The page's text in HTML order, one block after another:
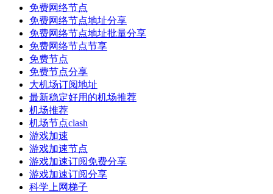
免费网络节点
免费网络节点地址分享
免费网络节点地址批量分享
免费网络节点节享
免费节点
免费节点分享
大机场订阅地址
最新稳定好用的机场推荐
机场推荐
机场节点clash
游戏加速
游戏加速节点
游戏加速订阅免费分享
游戏加速订阅分享
科学上网梯子